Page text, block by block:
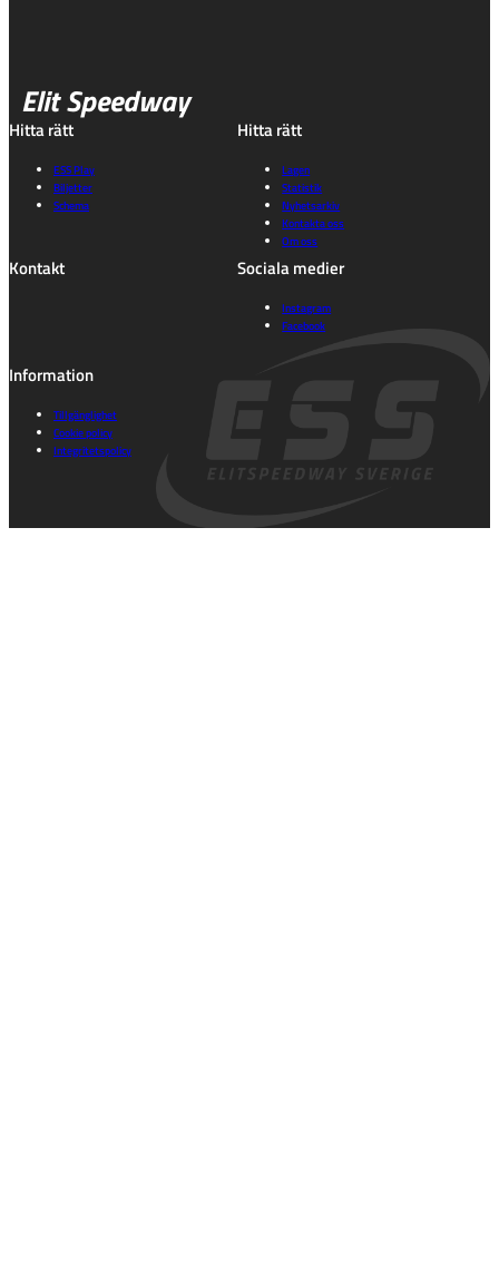
Elit Speedway
Hitta rätt
ESS Play
Biljetter
Schema
Hitta rätt
Lagen
Statistik
Nyhetsarkiv
Kontakta oss
Om oss
Kontakt Sociala medier
Instagram
Facebook
Information
Tillgänglighet
Cookie policy
Integritetspolicy